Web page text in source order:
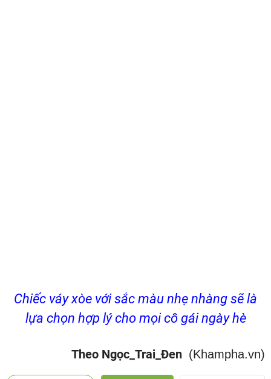
Chiếc váy xòe với sắc màu nhẹ nhàng sẽ là
lựa chọn hợp lý cho mọi cô gái ngày hè
Theo Ngọc_Trai_Đen (Khampha.vn)